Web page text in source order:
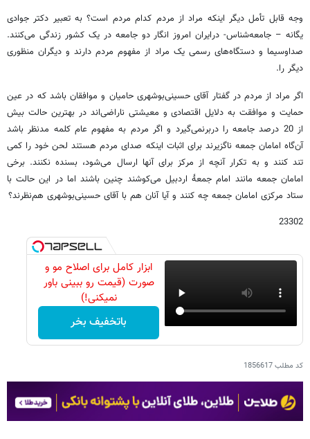
وجه قابل تأمل دیگر اینکه مراد از مردم کدام مردم است؟ به تعبیر دکتر جوادی
یگانه – جامعه‌شناس- درایران امروز انگار دو جامعه در یک کشور زندگی می‌کنند.
صداوسیما و دستگاه‌های رسمی یک مراد از مفهوم مردم دارند و دیگران منظوری
دیگر را.
اگر مراد از مردم در گفتار آقای حسینی‌بوشهری حامیان و موافقان باشد که در عین
حمایت و موافقت به دلایل اقتصادی و معیشتی ناراضی‌اند در بهترین حالت بیش
از 20 درصد جامعه را دربرنمی‌گیرد و اگر مردم به مفهوم عام کلمه مدنظر باشد
آن‌گاه امامان جمعه ناگزیرند برای اثبات اینکه صدای مردم هستند لحن خود را کمی
تند کنند و به تکرار آنچه از مرکز برای آنها ارسال می‌شود، بسنده نکنند. برخی
امامان جمعه مانند امام جمعۀ اردبیل می‌کوشند چنین باشند اما در این حالت با
ستاد مرکزی امامان جمعه چه کنند و آیا آنان هم با آقای حسینی‌بوشهری هم‌نظرند؟
23302
ابزار کامل برای اصلاح مو و
صورت (قیمت رو ببینی باور
نمیکنی!)
باتخفیف بخر
کد مطلب1856617